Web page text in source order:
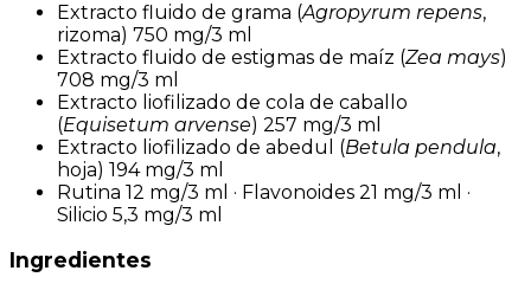
Extracto fluido de grama (Agropyrum repens,
rizoma) 750 mg/3 ml
Extracto fluido de estigmas de maíz (Zea mays)
708 mg/3 ml
Extracto liofilizado de cola de caballo
(Equisetum arvense) 257 mg/3 ml
Extracto liofilizado de abedul (Betula pendula,
hoja) 194 mg/3 ml
Rutina 12 mg/3 ml · Flavonoides 21 mg/3 ml ·
Silicio 5,3 mg/3 ml
Ingredientes